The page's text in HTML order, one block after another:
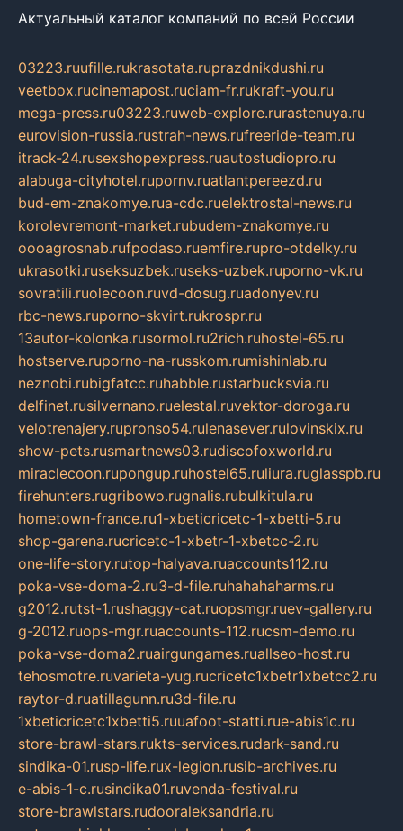
Актуальный каталог компаний по всей России
03223.ruufille.rukrasotata.ruprazdnikdushi.ru
veetbox.rucinemapost.ruciam-fr.rukraft-you.ru
mega-press.ru03223.ruweb-explore.rurastenuya.ru
eurovision-russia.rustrah-news.rufreeride-team.ru
itrack-24.rusexshopexpress.ruautostudiopro.ru
alabuga-cityhotel.rupornv.ruatlantpereezd.ru
bud-em-znakomye.rua-cdc.ruelektrostal-news.ru
korolevremont-market.rubudem-znakomye.ru
oooagrosnab.rufpodaso.ruemfire.rupro-otdelky.ru
ukrasotki.ruseksuzbek.ruseks-uzbek.ruporno-vk.ru
sovratili.ruolecoon.ruvd-dosug.ruadonyev.ru
rbc-news.ruporno-skvirt.rukrospr.ru
13autor-kolonka.rusormol.ru2rich.ruhostel-65.ru
hostserve.ruporno-na-russkom.rumishinlab.ru
neznobi.rubigfatcc.ruhabble.rustarbucksvia.ru
delfinet.rusilvernano.ruelestal.ruvektor-doroga.ru
velotrenajery.rupronso54.rulenasever.rulovinskix.ru
show-pets.rusmartnews03.rudiscofoxworld.ru
miraclecoon.rupongup.ruhostel65.ruliura.ruglasspb.ru
firehunters.rugribowo.rugnalis.rubulkitula.ru
hometown-france.ru1-xbeticricetc-1-xbetti-5.ru
shop-garena.rucricetc-1-xbetr-1-xbetcc-2.ru
one-life-story.rutop-halyava.ruaccounts112.ru
poka-vse-doma-2.ru3-d-file.ruhahahaharms.ru
g2012.rutst-1.rushaggy-cat.ruopsmgr.ruev-gallery.ru
g-2012.ruops-mgr.ruaccounts-112.rucsm-demo.ru
poka-vse-doma2.ruairgungames.ruallseo-host.ru
tehosmotre.ruvarieta-yug.rucricetc1xbetr1xbetcc2.ru
raytor-d.ruatillagunn.ru3d-file.ru
1xbeticricetc1xbetti5.ruuafoot-statti.rue-abis1c.ru
store-brawl-stars.rukts-services.rudark-sand.ru
sindika-01.rusp-life.rux-legion.rusib-archives.ru
e-abis-1-c.rusindika01.ruvenda-festival.ru
store-brawlstars.rudooraleksandria.ru